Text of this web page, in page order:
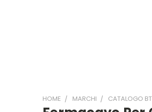
HOME MARCHI CATALOGO